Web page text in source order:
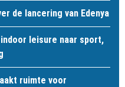
de lancering van Edenya
leisure naar sport,
ruimte voor